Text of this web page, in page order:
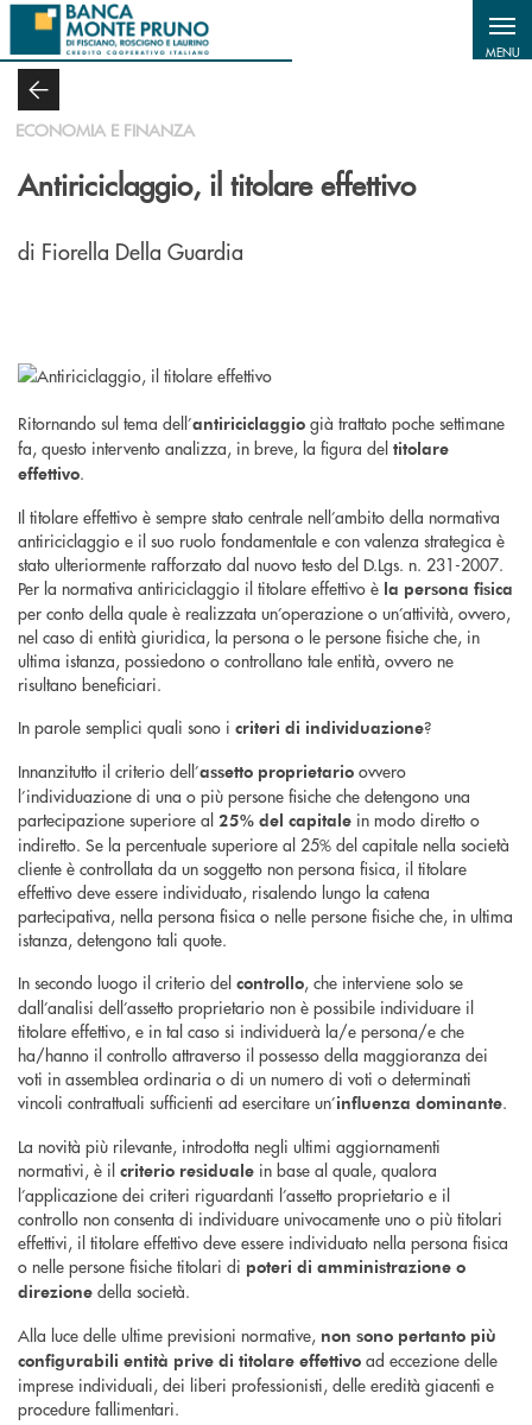
Salta al contenuto principale
MENU
ECONOMIA E FINANZA
Antiriciclaggio, il titolare effettivo
di Fiorella Della Guardia
Ritornando sul tema dell’antiriciclaggio già trattato poche settimane
fa, questo intervento analizza, in breve, la figura del titolare
effettivo.
Il titolare effettivo è sempre stato centrale nell’ambito della normativa
antiriciclaggio e il suo ruolo fondamentale e con valenza strategica è
stato ulteriormente rafforzato dal nuovo testo del D.Lgs. n. 231-2007.
Per la normativa antiriciclaggio il titolare effettivo è la persona fisica
per conto della quale è realizzata un’operazione o un’attività, ovvero,
nel caso di entità giuridica, la persona o le persone fisiche che, in
ultima istanza, possiedono o controllano tale entità, ovvero ne
risultano beneficiari.
In parole semplici quali sono i criteri di individuazione?
Innanzitutto il criterio dell’assetto proprietario ovvero
l’individuazione di una o più persone fisiche che detengono una
partecipazione superiore al 25% del capitale in modo diretto o
indiretto. Se la percentuale superiore al 25% del capitale nella società
cliente è controllata da un soggetto non persona fisica, il titolare
effettivo deve essere individuato, risalendo lungo la catena
partecipativa, nella persona fisica o nelle persone fisiche che, in ultima
istanza, detengono tali quote.
In secondo luogo il criterio del controllo, che interviene solo se
dall’analisi dell’assetto proprietario non è possibile individuare il
titolare effettivo, e in tal caso si individuerà la/e persona/e che
ha/hanno il controllo attraverso il possesso della maggioranza dei
voti in assemblea ordinaria o di un numero di voti o determinati
vincoli contrattuali sufficienti ad esercitare un’influenza dominante.
La novità più rilevante, introdotta negli ultimi aggiornamenti
normativi, è il criterio residuale in base al quale, qualora
l’applicazione dei criteri riguardanti l’assetto proprietario e il
controllo non consenta di individuare univocamente uno o più titolari
effettivi, il titolare effettivo deve essere individuato nella persona fisica
o nelle persone fisiche titolari di poteri di amministrazione o
direzione della società.
Alla luce delle ultime previsioni normative, non sono pertanto più
configurabili entità prive di titolare effettivo ad eccezione delle
imprese individuali, dei liberi professionisti, delle eredità giacenti e
procedure fallimentari.